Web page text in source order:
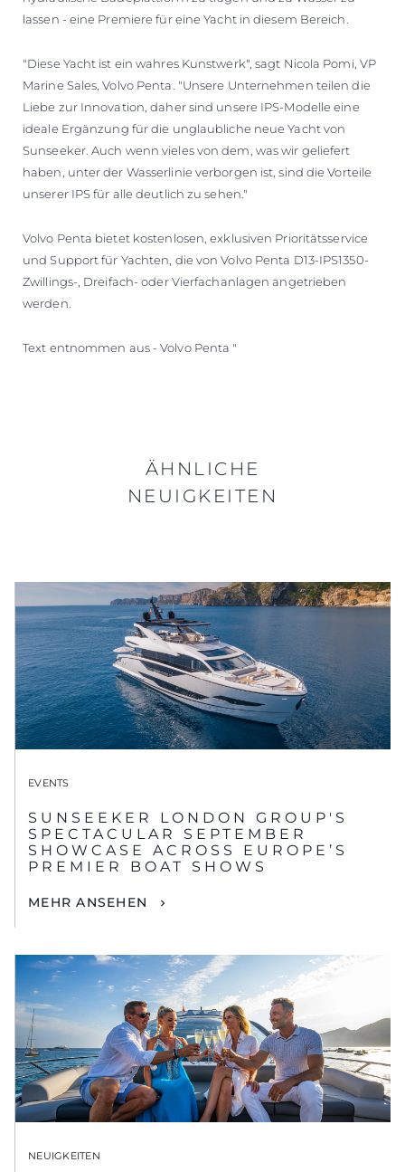
lassen - eine Premiere für eine Yacht in diesem Bereich.
"Diese Yacht ist ein wahres Kunstwerk", sagt Nicola Pomi, VP
Marine Sales, Volvo Penta. "Unsere Unternehmen teilen die
Liebe zur Innovation, daher sind unsere IPS-Modelle eine
ideale Ergänzung für die unglaubliche neue Yacht von
Sunseeker. Auch wenn vieles von dem, was wir geliefert
haben, unter der Wasserlinie verborgen ist, sind die Vorteile
unserer IPS für alle deutlich zu sehen."
Volvo Penta bietet kostenlosen, exklusiven Prioritätsservice
und Support für Yachten, die von Volvo Penta D13-IPS1350-
Zwillings-, Dreifach- oder Vierfachanlagen angetrieben
werden.
Text entnommen aus - Volvo Penta "
ÄHNLICHE
NEUIGKEITEN
EVENTS
SUNSEEKER LONDON GROUP'S
SPECTACULAR SEPTEMBER
SHOWCASE ACROSS EUROPE’S
PREMIER BOAT SHOWS
MEHR ANSEHEN
NEUIGKEITEN